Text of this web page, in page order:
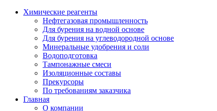
Химические реагенты
Нефтегазовая промышленность
Для бурения на водной основе
Для бурения на углеводородной основе
Минеральные удобрения и соли
Водоподготовка
Тампонажные смеси
Изоляционные составы
Прекурсоры
По требованиям заказчика
Главная
О компании